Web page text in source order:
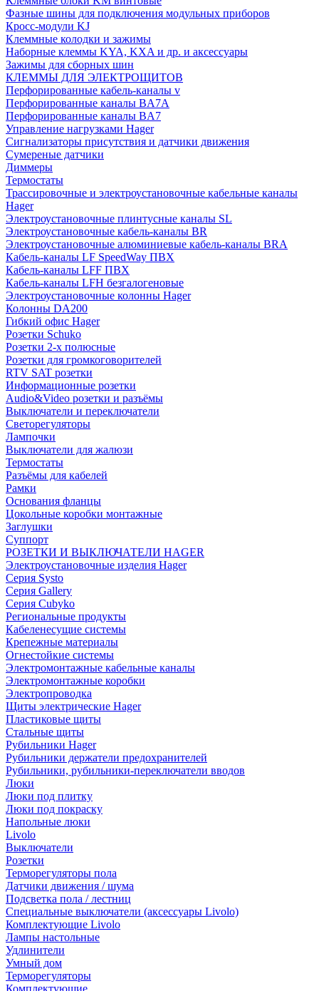
Фазные шины для подключения модульных приборов
Кросс-модули KJ
Клеммные колодки и зажимы
Наборные клеммы KYA, KXA и др. и аксессуары
Зажимы для сборных шин
КЛЕММЫ ДЛЯ ЭЛЕКТРОЩИТОВ
Перфорированные кабель-каналы v
Перфорированные каналы BA7A
Перфорированные каналы BA7
Управление нагрузками Hager
Сигнализаторы присутствия и датчики движения
Сумереные датчики
Диммеры
Термостаты
Трассировочные и электроустановочные кабельные каналы
Hager
Электроустановочные плинтусные каналы SL
Электроустановочные кабель-каналы BR
Электроустановочные алюминиевые кабель-каналы BRA
Кабель-каналы LF SpeedWay ПВХ
Кабель-каналы LFF ПВХ
Кабель-каналы LFH безгалогеновые
Электроустановочные колонны Hager
Колонны DA200
Гибкий офис Hager
Розетки Schuko
Розетки 2-х полюсные
Розетки для громкоговорителей
RTV SAT розетки
Информационные розетки
Audio&Video розетки и разъёмы
Выключатели и переключатели
Светорегуляторы
Лампочки
Выключатели для жалюзи
Термостаты
Разъёмы для кабелей
Рамки
Основания фланцы
Цокольные коробки монтажные
Заглушки
Суппорт
РОЗЕТКИ И ВЫКЛЮЧАТЕЛИ HAGER
Электроустановочные изделия Hager
Серия Systo
Серия Gallery
Серия Cubyko
Региональные продукты
Кабеленесущие системы
Крепежные материалы
Огнестойкие системы
Электромонтажные кабельные каналы
Электромонтажные коробки
Электропроводка
Щиты электрические Hager
Пластиковые щиты
Стальные щиты
Рубильники Hager
Рубильники держатели предохранителей
Рубильники, рубильники-переключатели вводов
Люки
Люки под плитку
Люки под покраску
Напольные люки
Livolo
Выключатели
Розетки
Терморегуляторы пола
Датчики движения / шума
Подсветка пола / лестниц
Специальные выключатели (аксессуары Livolo)
Комплектующие Livolo
Лампы настольные
Удлинители
Умный дом
Терморегуляторы
Комплектующие